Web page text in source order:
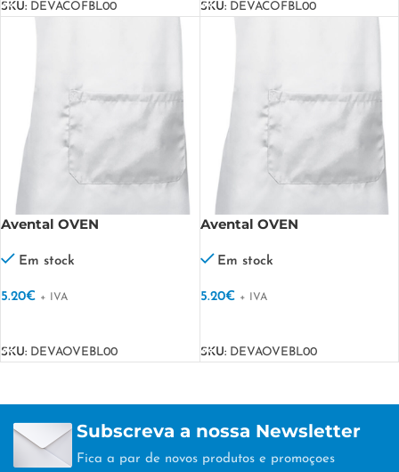
SKU: DEVACOFBL00 SKU: DEVACOFBL00
Avental OVEN
Em stock
5.20€ + IVA
SKU: DEVAOVEBL00
Avental OVEN
Em stock
5.20€ + IVA
SKU: DEVAOVEBL00
Subscreva a nossa Newsletter
Fica a par de novos produtos e promoçoes